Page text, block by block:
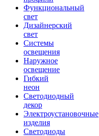
Функциональный
свет
Дизайнерский
свет
Системы
освещения
Наружное
освещение
Гибкий
неон
Светодиодный
декор
Электроустановочные
изделия
Светодиоды